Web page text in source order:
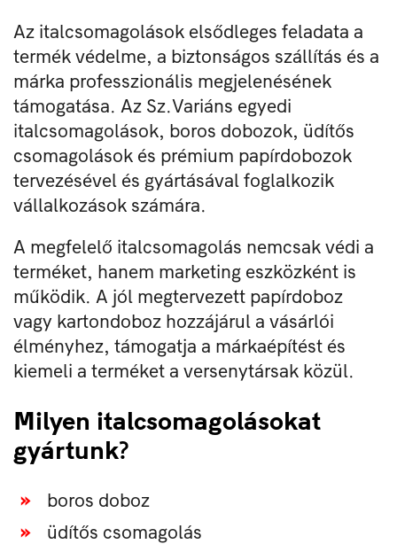
Az italcsomagolások elsődleges feladata a
termék védelme, a biztonságos szállítás és a
márka professzionális megjelenésének
támogatása. Az Sz.Variáns egyedi
italcsomagolások, boros dobozok, üdítős
csomagolások és prémium papírdobozok
tervezésével és gyártásával foglalkozik
vállalkozások számára.
A megfelelő italcsomagolás nemcsak védi a
terméket, hanem marketing eszközként is
működik. A jól megtervezett papírdoboz
vagy kartondoboz hozzájárul a vásárlói
élményhez, támogatja a márkaépítést és
kiemeli a terméket a versenytársak közül.
Milyen italcsomagolásokat
gyártunk?
boros doboz
üdítős csomagolás